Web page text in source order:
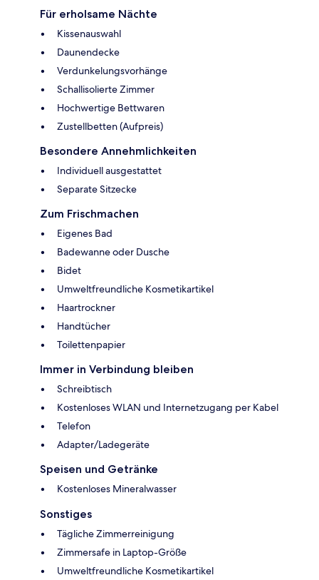
Für erholsame Nächte
Kissenauswahl
Daunendecke
Verdunkelungsvorhänge
Schallisolierte Zimmer
Hochwertige Bettwaren
Zustellbetten (Aufpreis)
Besondere Annehmlichkeiten
Individuell ausgestattet
Separate Sitzecke
Zum Frischmachen
Eigenes Bad
Badewanne oder Dusche
Bidet
Umweltfreundliche Kosmetikartikel
Haartrockner
Handtücher
Toilettenpapier
Immer in Verbindung bleiben
Schreibtisch
Kostenloses WLAN und Internetzugang per Kabel
Telefon
Adapter/Ladegeräte
Speisen und Getränke
Kostenloses Mineralwasser
Sonstiges
Tägliche Zimmerreinigung
Zimmersafe in Laptop-Größe
Umweltfreundliche Kosmetikartikel